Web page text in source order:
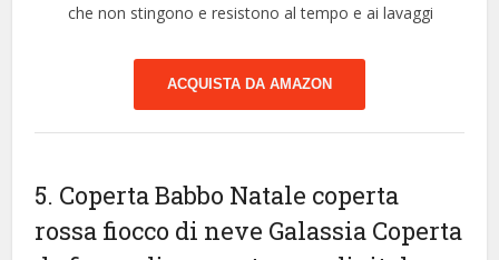
che non stingono e resistono al tempo e ai lavaggi
ACQUISTA DA AMAZON
5. Coperta Babbo Natale coperta
rossa fiocco di neve Galassia Coperta